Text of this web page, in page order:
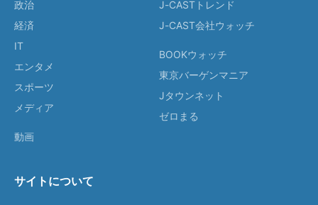
政治
経済
IT
エンタメ
スポーツ
メディア
動画
J-CASTトレンド
J-CAST会社ウォッチ
BOOKウォッチ
東京バーゲンマニア
Jタウンネット
ゼロまる
サイトについて